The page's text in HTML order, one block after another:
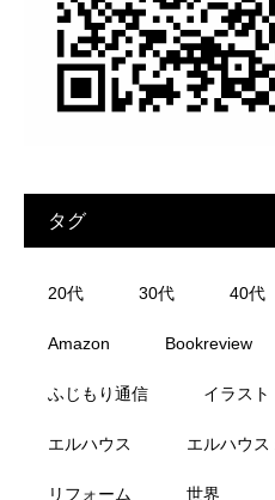
タグ
20代 30代 40代
Amazon Bookreview
ふじもり通信 イラスト
エルハウス エルハウス
リフォーム 世界